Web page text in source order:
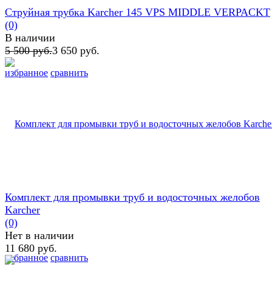
избранное сравнить
Струйная трубка Karcher 145 VPS MIDDLE VERPACKT
(0)
В наличии
5 500 руб.3 650 руб.
избранное сравнить
Комплект для промывки труб и водосточных желобов
Karcher
(0)
Нет в наличии
11 680 руб.